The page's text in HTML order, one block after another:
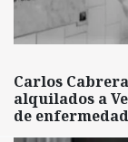
Carlos
alquilados a
de